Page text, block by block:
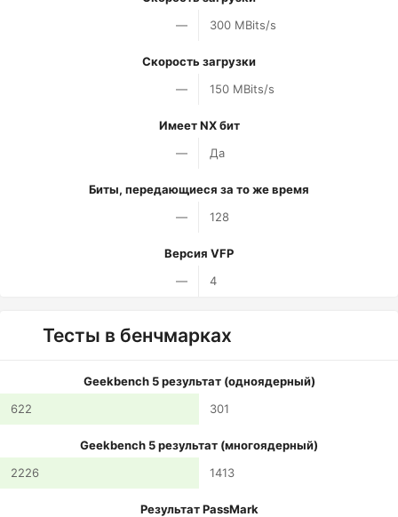
—
300 MBits/s
Скорость загрузки
—
150 MBits/s
Имеет NX бит
—
Да
Биты, передающиеся за то же время
—
128
Версия VFP
—
4
Тесты в бенчмарках
Geekbench 5 результат (одноядерный)
622
301
Geekbench 5 результат (многоядерный)
2226
1413
Результат PassMark